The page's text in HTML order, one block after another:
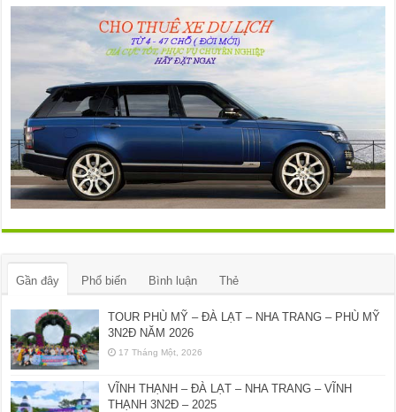
Gần đây Phổ biến Bình luận Thẻ
TOUR PHÙ MỸ – ĐÀ LẠT – NHA TRANG – PHÙ MỸ
3N2Đ NĂM 2026
17 Tháng Một, 2026
VĨNH THẠNH – ĐÀ LẠT – NHA TRANG – VĨNH
THẠNH 3N2Đ – 2025